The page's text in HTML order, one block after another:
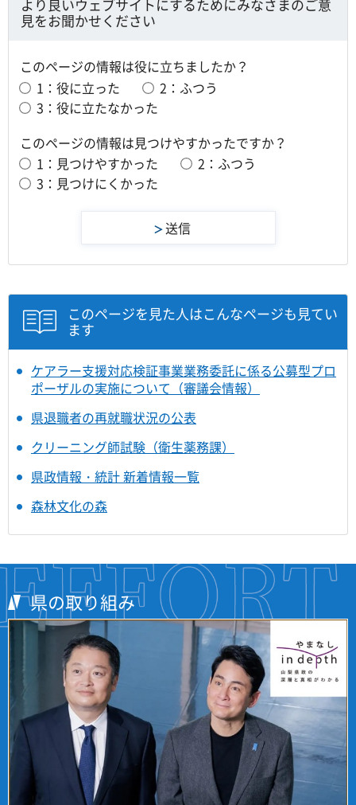
より良いウェブサイトにするためにみなさまのご意
見をお聞かせください
このページの情報は役に立ちましたか？
1：役に立った
2：ふつう
3：役に立たなかった
このページの情報は見つけやすかったですか？
1：見つけやすかった
2：ふつう
3：見つけにくかった
このページを見た人はこんなページも見てい
ます
ケアラー支援対応検証事業業務委託に係る公募型プロ
ポーザルの実施について（審議会情報）
県退職者の再就職状況の公表
クリーニング師試験（衛生薬務課）
県政情報・統計 新着情報一覧
森林文化の森
県の取り組み